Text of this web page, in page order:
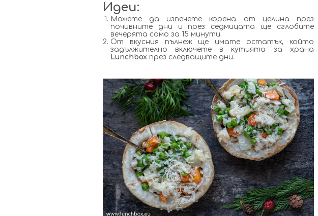
Идеи:
Можете да изпечете корена от целина през
почивните дни и през седмицата ще сглобите
вечерята само за 15 минути.
От вкусния пълнеж ще имате остатък, който
задължително включете в кутията за храна
Lunchbox през следващите дни.